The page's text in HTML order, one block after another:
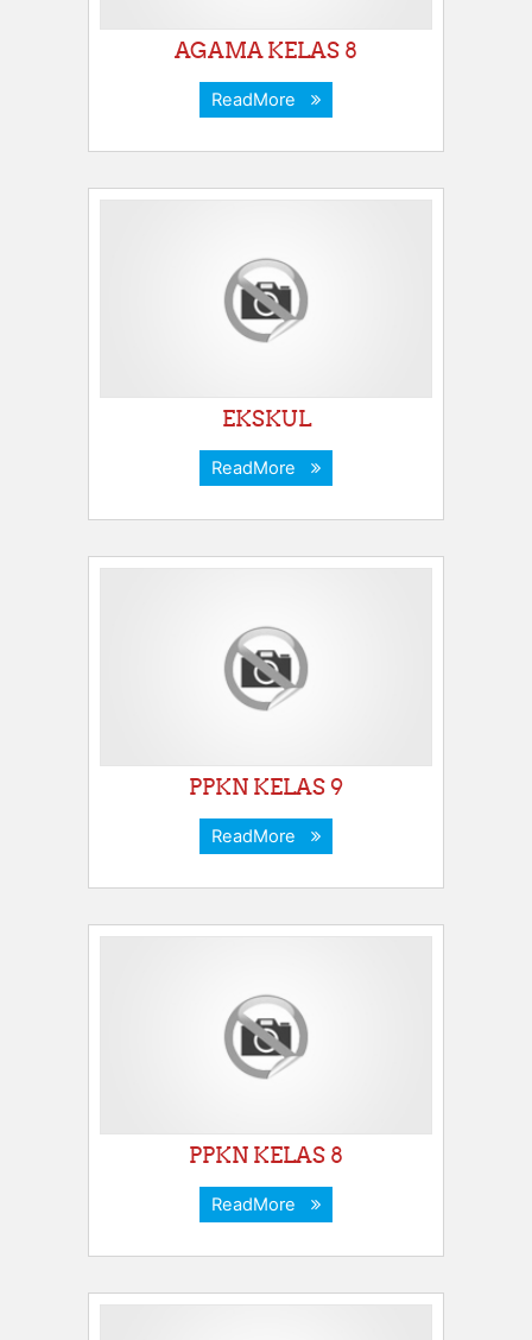
AGAMA KELAS 8
ReadMore
EKSKUL
ReadMore
PPKN KELAS 9
ReadMore
PPKN KELAS 8
ReadMore